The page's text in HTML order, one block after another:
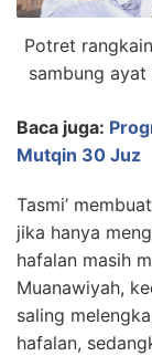
Potret
sambung
Baca juga:
Mutqin 30 Juz
Tasmi’
jika hanya
hafalan masih
Muanawiyah,
saling
hafalan,